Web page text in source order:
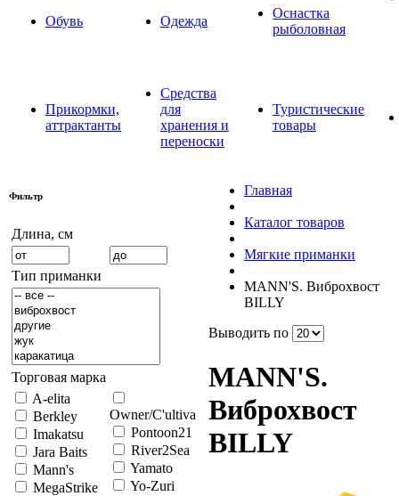
Обувь Одежда
Оснастка
рыболовная
Прикормки,
аттрактанты
Средства
для
хранения и
переноски
Туристические
товары
Фильтр
Длина, см
Тип приманки
Торговая марка
A-elita
Berkley
Imakatsu
Jara Baits
Mann's
MegaStrike
Owner/C'ultiva
Pontoon21
River2Sea
Yamato
Yo-Zuri
Главная
Каталог товаров
Мягкие приманки
MANN'S. Виброхвост
BILLY
Выводить по
MANN'S.
Виброхвост
BILLY